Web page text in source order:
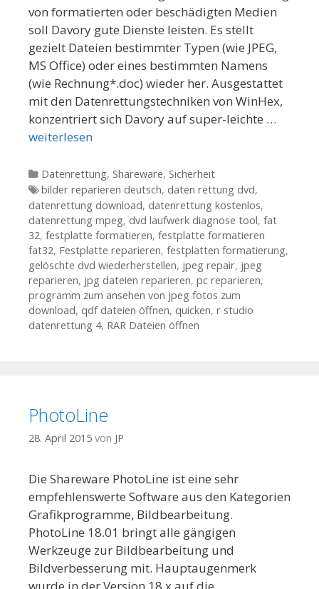
von formatierten oder beschädigten Medien
soll Davory gute Dienste leisten. Es stellt
gezielt Dateien bestimmter Typen (wie JPEG,
MS Office) oder eines bestimmten Namens
(wie Rechnung*.doc) wieder her. Ausgestattet
mit den Datenrettungstechniken von WinHex,
konzentriert sich Davory auf super-leichte …
weiterlesen
Kategorien
Datenrettung, Shareware, Sicherheit
Tags
bilder reparieren deutsch, daten rettung dvd,
datenrettung download, datenrettung kostenlos,
datenrettung mpeg, dvd laufwerk diagnose tool, fat
32, festplatte formatieren, festplatte formatieren
fat32, Festplatte reparieren, festplatten formatierung,
gelöschte dvd wiederherstellen, jpeg repair, jpeg
reparieren, jpg dateien reparieren, pc reparieren,
programm zum ansehen von jpeg fotos zum
download, qdf dateien öffnen, quicken, r studio
datenrettung 4, RAR Dateien öffnen
PhotoLine
28. April 2015 von JP
Die Shareware PhotoLine ist eine sehr
empfehlenswerte Software aus den Kategorien
Grafikprogramme, Bildbearbeitung.
PhotoLine 18.01 bringt alle gängigen
Werkzeuge zur Bildbearbeitung und
Bildverbesserung mit. Hauptaugenmerk